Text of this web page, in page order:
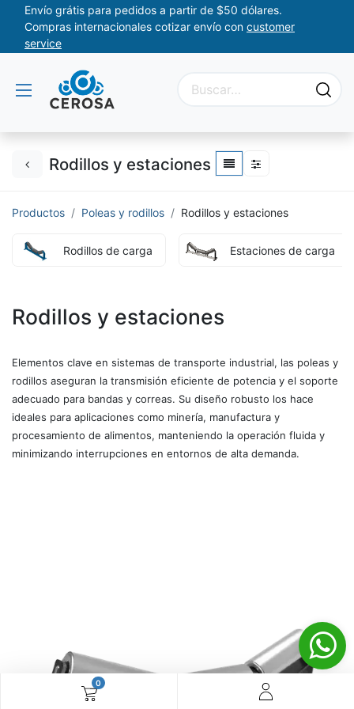
0
Envío grátis para pedidos a partir de $50 dólares.
Compras internacionales cotizar envío con customer
service
Rodillos y estaciones
Productos Poleas y rodillos Rodillos y estaciones
Rodillos de carga Estaciones de carga
Rodillos y estaciones
Elementos clave en sistemas de transporte industrial, las poleas y
rodillos aseguran la transmisión eficiente de potencia y el soporte
adecuado para bandas y correas. Su diseño robusto los hace
ideales para aplicaciones como minería, manufactura y
procesamiento de alimentos, manteniendo la operación fluida y
minimizando interrupciones en entornos de alta demanda.